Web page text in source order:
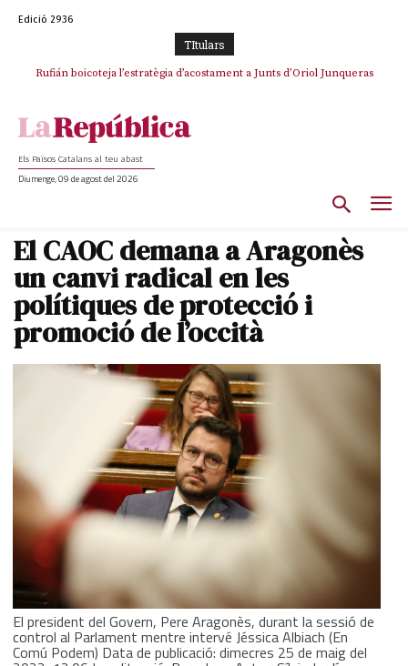
Edició 2936
TItulars
Rufián boicoteja l’estratègia d’acostament a Junts d’Oriol Junqueras
Els Països Catalans al teu abast
Diumenge, 09 de agost del 2026
El CAOC demana a Aragonès
un canvi radical en les
polítiques de protecció i
promoció de l’occità
El president del Govern, Pere Aragonès, durant la sessió de
control al Parlament mentre intervé Jéssica Albiach (En
Comú Podem) Data de publicació: dimecres 25 de maig del